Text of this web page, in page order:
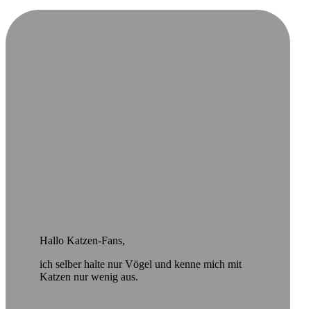
Hallo Katzen-Fans,
ich selber halte nur Vögel und kenne mich mit
Katzen nur wenig aus.